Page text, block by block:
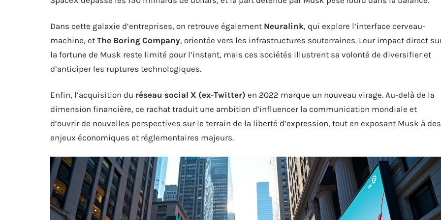
Dans cette galaxie d’entreprises, on retrouve également Neuralink, qui explore l’interface cerveau-
machine, et The Boring Company, orientée vers les infrastructures souterraines. Leur impact direct
la fortune de Musk reste limité pour l’instant, mais ces sociétés illustrent sa volonté de diversifier et
d’anticiper les ruptures technologiques.
Enfin, l’acquisition du réseau social X (ex-Twitter) en 2022 marque un nouveau virage. Au-delà de la
dimension financière, ce rachat traduit une ambition d’influencer la communication mondiale et
d’ouvrir de nouvelles perspectives sur le terrain de la liberté d’expression, tout en exposant Musk à des
enjeux économiques et réglementaires majeurs.